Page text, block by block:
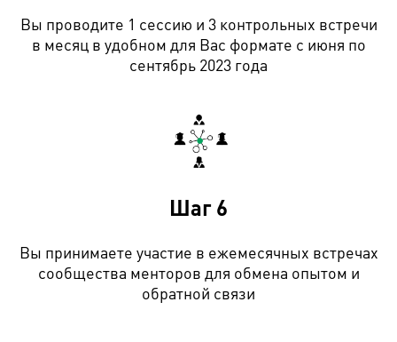
Вы проводите 1 сессию и 3 контрольных встречи
в месяц в удобном для Вас формате с июня по
сентябрь 2023 года
Шаг6
Вы принимаете участие в ежемесячных встречах
сообщества менторов для обмена опытом и
обратной связи